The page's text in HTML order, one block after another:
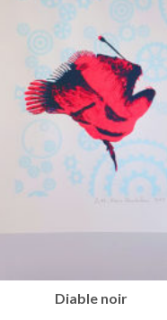
Diable noir